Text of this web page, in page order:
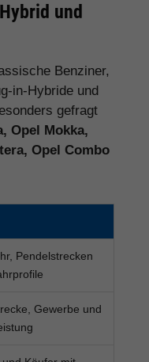
ganz
Opel EU-
wir Sie
nach
,Opel günstig
EU-
. Genau
ausgelegt.